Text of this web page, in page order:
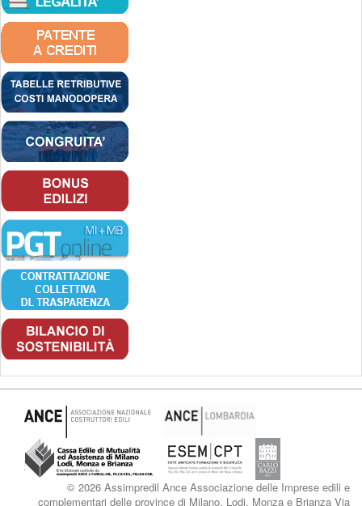
© 2026 Assimpredil Ance Associazione delle Imprese edili e
complementari delle province di Milano, Lodi, Monza e Brianza Via